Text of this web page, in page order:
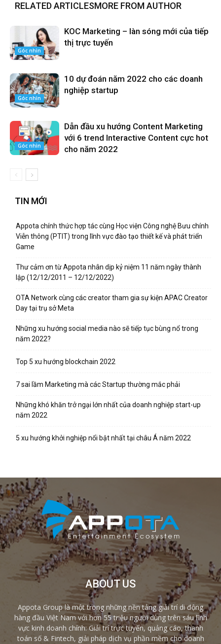
RELATED ARTICLESMORE FROM AUTHOR
Góc nhìn
KOC Marketing – làn sóng mới của tiếp
thị trực tuyến
Góc nhìn
10 dự đoán năm 2022 cho các doanh
nghiệp startup
Góc nhìn
Dẫn đầu xu hướng Content Marketing
với 6 trend Interactive Content cực hot
cho năm 2022
TIN MỚI
Appota chính thức hợp tác cùng Học viện Công nghệ Bưu chính
Viễn thông (PTIT) trong lĩnh vực đào tạo thiết kế và phát triển
Game
Thư cảm ơn từ Appota nhân dịp kỷ niệm 11 năm ngày thành
lập (12/12/2011 – 12/12/2022)
OTA Network cùng các creator tham gia sự kiện APAC Creator
Day tại trụ sở Meta
Những xu hướng social media nào sẽ tiếp tục bùng nổ trong
năm 2022?
Top 5 xu hướng blockchain 2022
7 sai lầm Marketing mà các Startup thường mắc phải
Những khó khăn trở ngại lớn nhất của doanh nghiệp start-up
năm 2022
5 xu hướng khởi nghiệp nổi bật nhất tại châu Á năm 2022
ABOUT US
Appota Group là một trong những nền tảng giải trí di động
hàng đầu Việt Nam với hơn 55 triệu người dùng trên sáu lĩnh
vực kinh doanh chính: Giải trí trực tuyến, quảng cáo, thanh
toán số & Fintech, giải pháp dịch vụ phần mềm cho doanh